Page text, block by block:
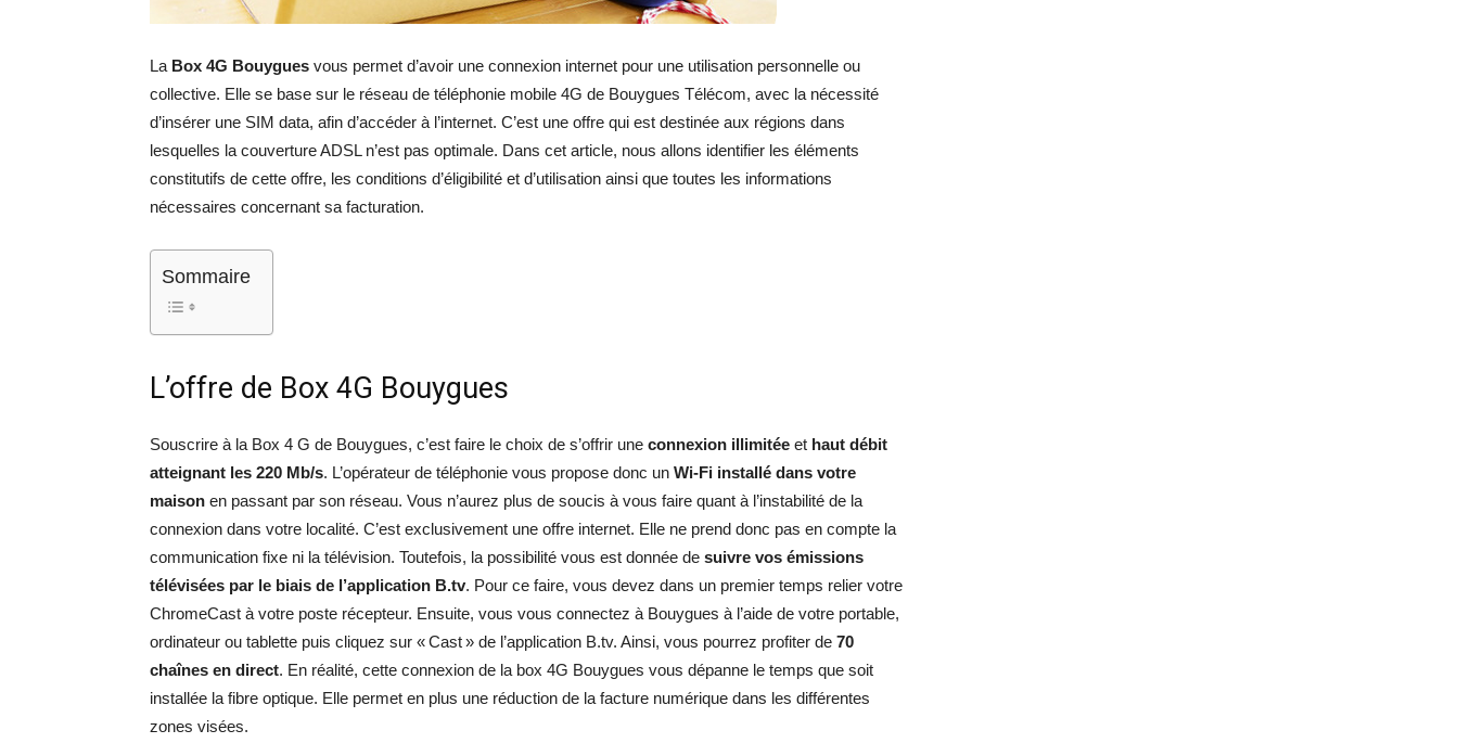
La Box 4G Bouygues vous permet d’avoir une connexion internet pour une utilisation personnelle ou
collective. Elle se base sur le réseau de téléphonie mobile 4G de Bouygues Télécom, avec la nécessité
d’insérer une SIM data, afin d’accéder à l’internet. C’est une offre qui est destinée aux régions dans
lesquelles la couverture ADSL n’est pas optimale. Dans cet article, nous allons identifier les éléments
constitutifs de cette offre, les conditions d’éligibilité et d’utilisation ainsi que toutes les informations
nécessaires concernant sa facturation.
Sommaire
L’offre de Box 4G Bouygues
Souscrire à la Box 4 G de Bouygues, c’est faire le choix de s’offrir une connexion illimitée et haut débit
atteignant les 220 Mb/s. L’opérateur de téléphonie vous propose donc un Wi-Fi installé dans votre
maison en passant par son réseau. Vous n’aurez plus de soucis à vous faire quant à l’instabilité de la
connexion dans votre localité. C’est exclusivement une offre internet. Elle ne prend donc pas en compte la
communication fixe ni la télévision. Toutefois, la possibilité vous est donnée de suivre vos émissions
télévisées par le biais de l’application B.tv. Pour ce faire, vous devez dans un premier temps relier votre
ChromeCast à votre poste récepteur. Ensuite, vous vous connectez à Bouygues à l’aide de votre portable,
ordinateur ou tablette puis cliquez sur « Cast » de l’application B.tv. Ainsi, vous pourrez profiter de 70
chaînes en direct. En réalité, cette connexion de la box 4G Bouygues vous dépanne le temps que soit
installée la fibre optique. Elle permet en plus une réduction de la facture numérique dans les différentes
zones visées.